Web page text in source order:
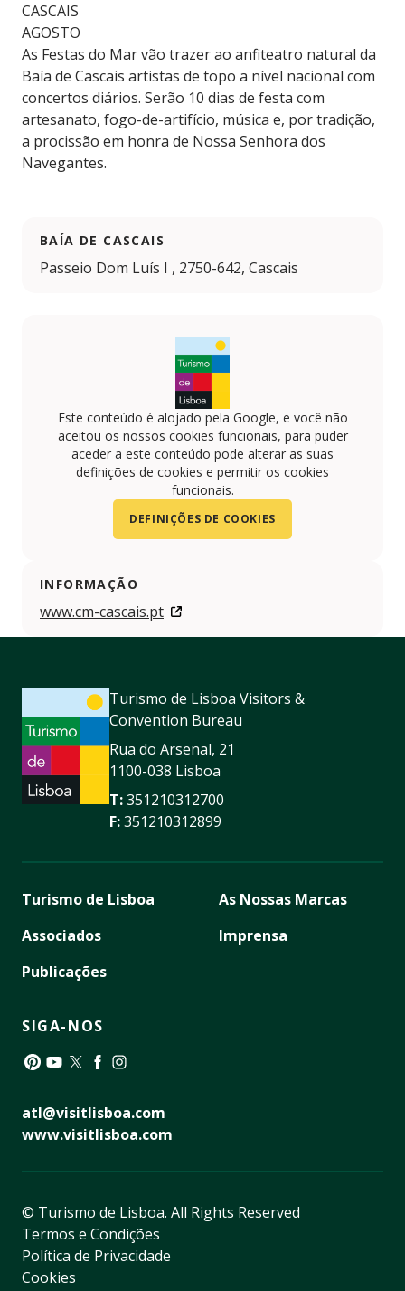
CASCAIS
AGOSTO
As Festas do Mar vão trazer ao anfiteatro natural da
Baía de Cascais artistas de topo a nível nacional com
concertos diários. Serão 10 dias de festa com
artesanato, fogo-de-artifício, música e, por tradição,
a procissão em honra de Nossa Senhora dos
Navegantes.
BAÍA DE CASCAIS
Passeio Dom Luís I , 2750-642, Cascais
Este conteúdo é alojado pela Google, e você não
aceitou os nossos cookies funcionais, para puder
aceder a este conteúdo pode alterar as suas
definições de cookies e permitir os cookies
funcionais.
DEFINIÇÕES DE COOKIES
INFORMAÇÃO
www.cm-cascais.pt
Turismo de Lisboa Visitors &
Convention Bureau
Rua do Arsenal, 21
1100-038 Lisboa
T:351210312700
F:351210312899
Turismo de Lisboa
Associados
Publicações
As Nossas Marcas
Imprensa
SIGA-NOS
atl@visitlisboa.com
www.visitlisboa.com
© Turismo de Lisboa. All Rights Reserved
Termos e Condições
Política de Privacidade
Cookies